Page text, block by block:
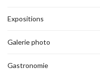
Expositions
Galerie photo
Gastronomie